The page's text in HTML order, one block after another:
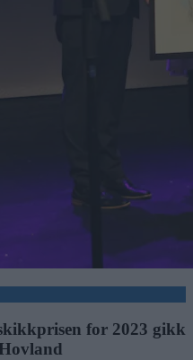
for 2023 gikk